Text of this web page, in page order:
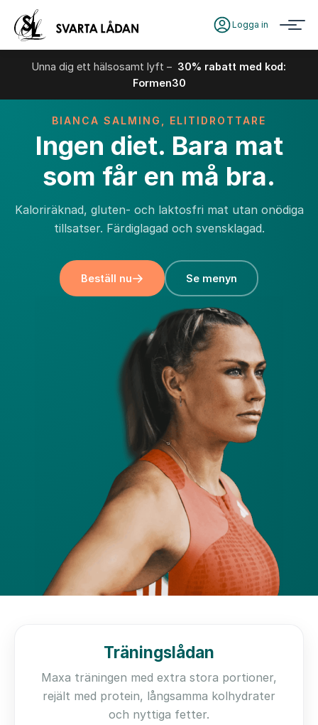
Logga in
Unna dig ett hälsosamt lyft – 30% rabatt med kod:
Formen30
BIANCA SALMING, ELITIDROTTARE
Ingen diet. Bara mat
som får en må bra.
Kaloriräknad, gluten- och laktosfri mat utan onödiga
tillsatser. Färdiglagad och svensklagad.
Beställ nu Se menyn
Träningslådan
Maxa träningen med extra stora portioner,
rejält med protein, långsamma kolhydrater
och nyttiga fetter.